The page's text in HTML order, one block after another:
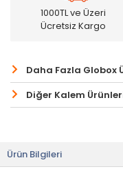
1000TL ve Üzeri
Ücretsiz Kargo
Daha Fazla Globox
Diğer Kalem
Ürün Bilgileri